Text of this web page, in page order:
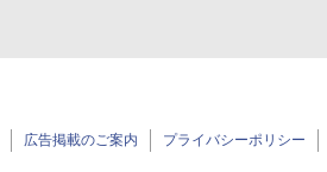
広告掲載のご案内 プライバシーポリシー